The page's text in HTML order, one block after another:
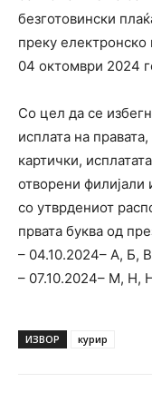
безготовински
преку
04 октомври 2024
Со цел да се
исплата на
картички,
отворени филијали
со утврдениот
првата буква од
– 04.10.2024– А, Б,
– 07.10.2024– М,
ИЗВОР курир